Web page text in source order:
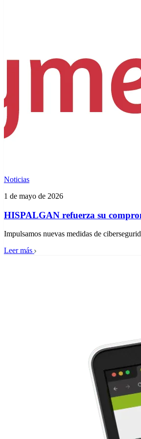
Noticias
1 de mayo de 2026
HISPALGAN refuerza su
Impulsamos nuevas medidas de
Leer más